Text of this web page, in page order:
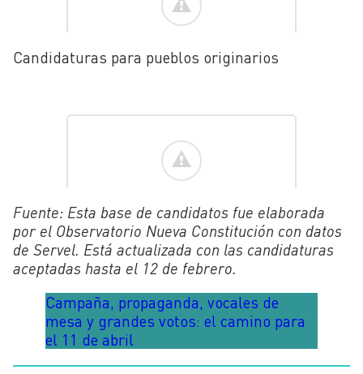
Candidaturas para pueblos originarios
Fuente: Esta base de candidatos fue elaborada
por el Observatorio Nueva Constitución con datos
de Servel. Está actualizada con las candidaturas
aceptadas hasta el 12 de febrero.
Campaña, propaganda, vocales de
mesa y grandes votos: el camino para
el 11 de abril